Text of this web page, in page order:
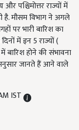
पश्चिमोत्तर राज्यों में
है. मौसम विभाग ने अगले
पर भारी बारिश का
में इन 5 राज्यों (
बारिश होने की संभावना
जानते हैं आने वाले
IST